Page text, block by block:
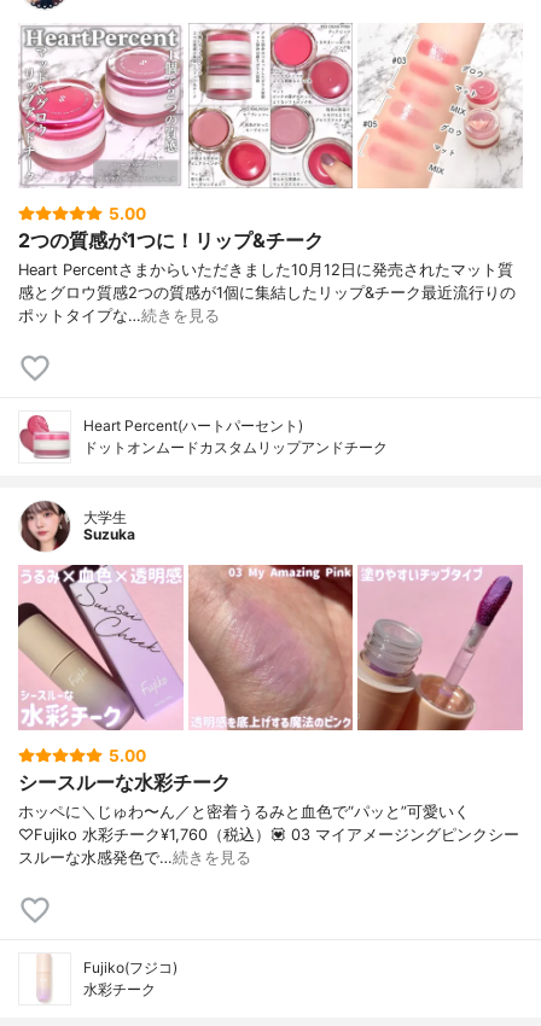
5.00
2つの質感が1つに！リップ&チーク
Heart Percentさまからいただきました10月12日に発売されたマット質
感とグロウ質感2つの質感が1個に集結したリップ&チーク最近流行りの
ポットタイプな…続きを見る
Heart Percent(ハートパーセント)
ドットオンムードカスタムリップアンドチーク
大学生
Suzuka
5.00
シースルーな水彩チーク
ホッペに＼じゅわ〜ん／と密着うるみと血色で“パッと”可愛いく
♡Fujiko 水彩チーク¥1,760（税込）💟 03 マイアメージングピンクシー
スルーな水感発色で…続きを見る
Fujiko(フジコ)
水彩チーク